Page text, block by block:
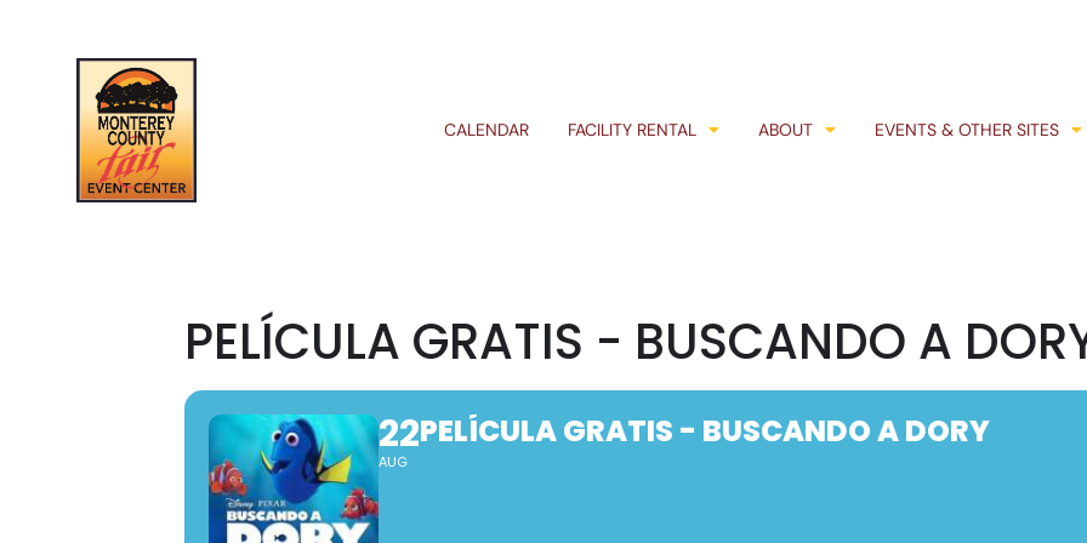
CALENDAR FACILITY RENTAL ABOUT EVENTS & OTHER SITES
PELÍCULA GRATIS - BUSCANDO A
22
AUG
PELÍCULA GRATIS - BUSCANDO A DORY